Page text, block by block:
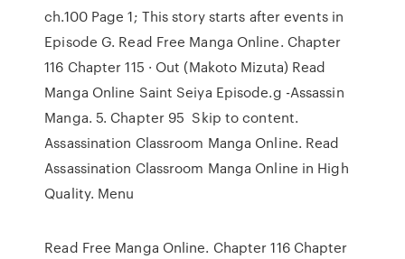
ch.100 Page 1; This story starts after events in
Episode G. Read Free Manga Online. Chapter
116 Chapter 115 · Out (Makoto Mizuta) Read
Manga Online Saint Seiya Episode.g -Assassin
Manga. 5. Chapter 95 Skip to content.
Assassination Classroom Manga Online. Read
Assassination Classroom Manga Online in High
Quality. Menu
Read Free Manga Online. Chapter 116 Chapter